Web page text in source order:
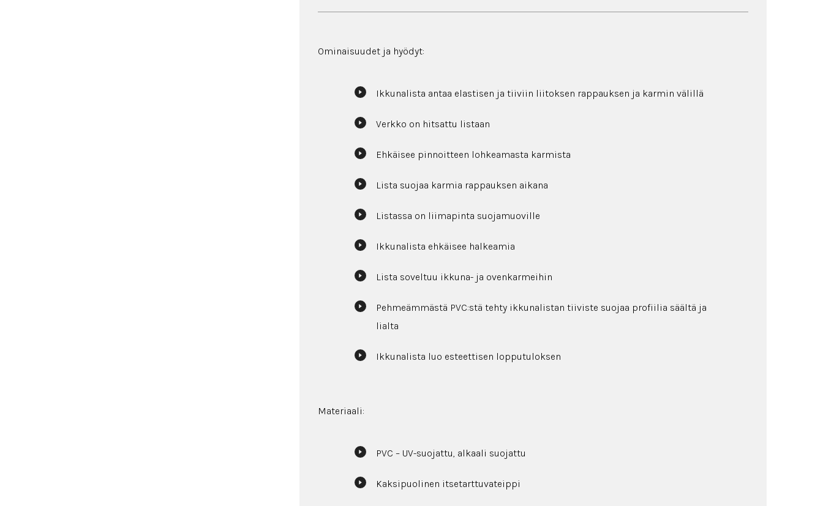
Ominaisuudet ja hyödyt:
Ikkunalista antaa elastisen ja tiiviin liitoksen rappauksen ja karmin välillä
Verkko on hitsattu listaan
Ehkäisee pinnoitteen lohkeamasta karmista
Lista suojaa karmia rappauksen aikana
Listassa on liimapinta suojamuoville
Ikkunalista ehkäisee halkeamia
Lista soveltuu ikkuna- ja ovenkarmeihin
Pehmeämmästä PVC:stä tehty ikkunalistan tiiviste suojaa profiilia säältä ja
lialta
Ikkunalista luo esteettisen lopputuloksen
Materiaali:
PVC – UV-suojattu, alkaali suojattu
Kaksipuolinen itsetarttuvateippi